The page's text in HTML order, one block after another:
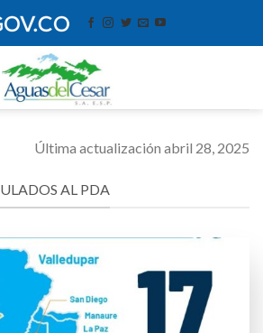
Última actualización abril 28, 2025
AL PDA